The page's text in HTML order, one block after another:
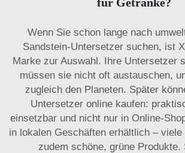
Wenn Sie schon lange nach
Sandstein-Untersetzer suchen, ist
Marke zur Auswahl. Ihre Untersetzer
müssen sie nicht oft austauschen,
zugleich den Planeten. Später
Untersetzer online kaufen:
einsetzbar und nicht nur in Online-
in lokalen Geschäften erhältlich –
zudem schöne, grüne Produkte.